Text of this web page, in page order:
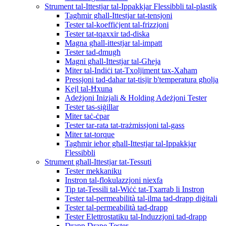
Strument tal-Ittestjar tal-Ippakkjar Flessibbli tal-plastik
Tagħmir għall-Ittestjar tat-tensjoni
Tester tal-koeffiċjent tal-frizzjoni
Tester tat-tqaxxir tad-diska
Magna għall-ittestjar tal-impatt
Tester tad-dmugħ
Magni għall-Ittestjar tal-Għeja
Miter tal-Indiċi tat-Txoljiment tax-Xaħam
Pressjoni tad-dahar tat-tisjir b'temperatura għolja
Kejl tal-Ħxuna
Adeżjoni Inizjali & Holding Adeżjoni Tester
Tester tas-siġillar
Miter taċ-ċpar
Tester tar-rata tat-trażmissjoni tal-gass
Miter tat-torque
Tagħmir ieħor għall-Ittestjar tal-Ippakkjar
Flessibbli
Strument għall-Ittestjar tat-Tessuti
Tester mekkaniku
Instron tal-flokulazzjoni niexfa
Tip tat-Tessili tal-Wiċċ tat-Txarrab li Instron
Tester tal-permeabilità tal-ilma tad-drapp diġitali
Tester tal-permeabilità tad-drapp
Tester Elettrostatiku tal-Induzzjoni tad-drapp